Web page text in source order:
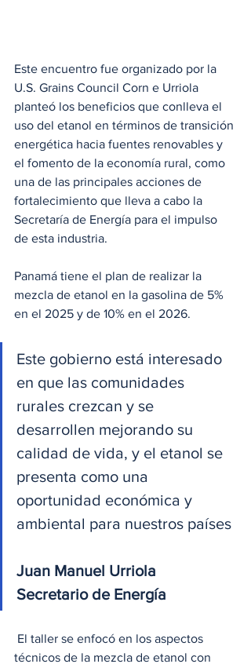
Este encuentro fue organizado por la
U.S. Grains Council Corn e Urriola
planteó los beneficios que conlleva el
uso del etanol en términos de transición
energética hacia fuentes renovables y
el fomento de la economía rural, como
una de las principales acciones de
fortalecimiento que lleva a cabo la
Secretaría de Energía para el impulso
de esta industria.
Panamá tiene el plan de realizar la
mezcla de etanol en la gasolina de 5%
en el 2025 y de 10% en el 2026.
Este gobierno está interesado
en que las comunidades
rurales crezcan y se
desarrollen mejorando su
calidad de vida, y el etanol se
presenta como una
oportunidad económica y
ambiental para nuestros países
Juan Manuel Urriola
Secretario de Energía
técnicos de la mezcla de etanol con